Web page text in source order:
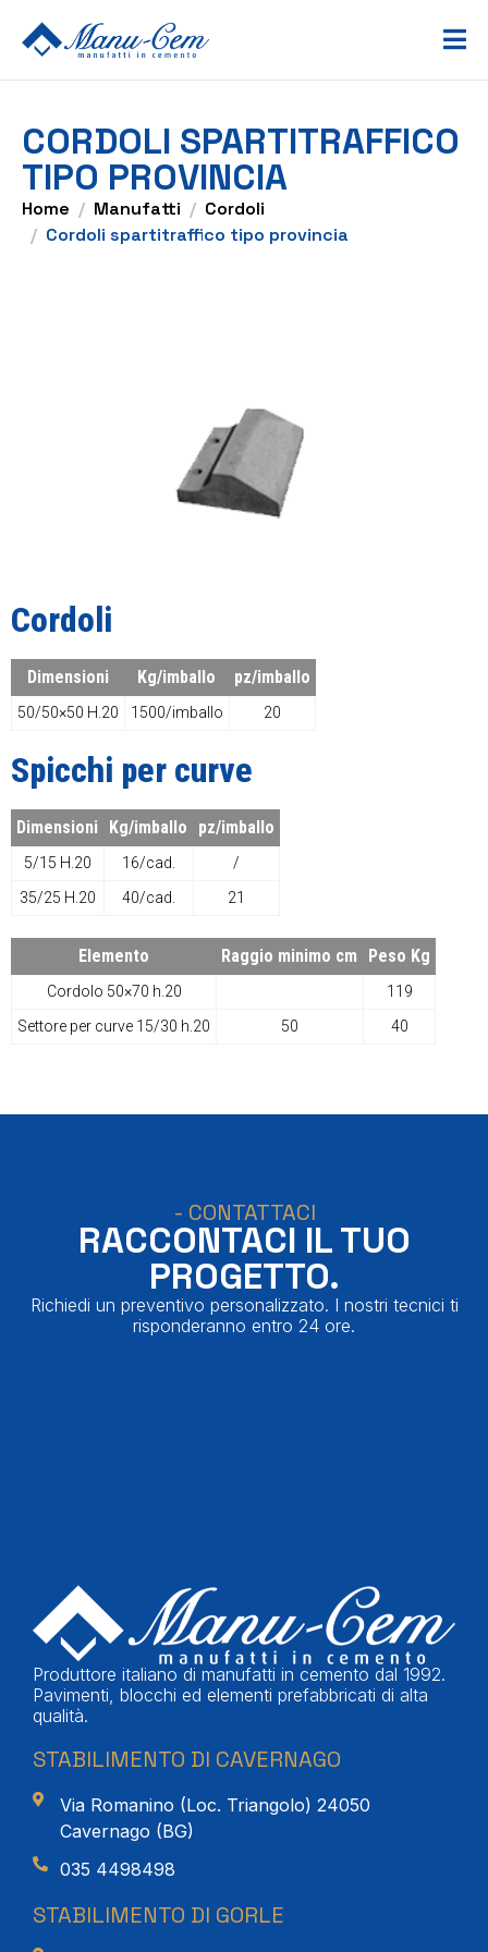
CORDOLI SPARTITRAFFICO
TIPO PROVINCIA
Home Manufatti
Cordoli
Cordoli spartitraffico tipo provincia
Cordoli
Dimensioni Kg/imballo pz/imballo
50/50×50 H.20 1500/imballo 20
Spicchi per curve
Dimensioni Kg/imballo pz/imballo
5/15 H.20 16/cad.
/
35/25 H.20
40/cad. 21
Elemento Raggio minimo cm Peso Kg
Cordolo 50×70 h.20
119
Settore per curve 15/30 h.20
50 40
- CONTATTACI
RACCONTACI IL TUO
PROGETTO.
Richiedi un preventivo personalizzato. I nostri tecnici ti
risponderanno entro 24 ore.
Produttore italiano di manufatti in cemento dal 1992.
Pavimenti, blocchi ed elementi prefabbricati di alta
qualità.
STABILIMENTO DI CAVERNAGO
Via Romanino (Loc. Triangolo) 24050
Cavernago (BG)
035 4498498
STABILIMENTO DI GORLE